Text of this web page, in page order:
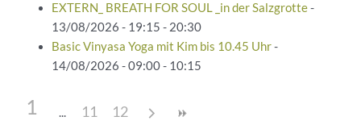
EXTERN_ BREATH FOR SOUL _in der Salzgrotte-
13/08/2026 - 19:15 - 20:30
Basic Vinyasa Yoga mit Kim bis 10.45 Uhr-
14/08/2026 - 09:00 - 10:15
1 11 12